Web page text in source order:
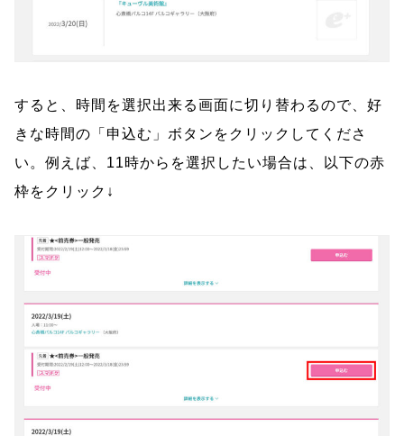
すると、時間を選択出来る画面に切り替わるので、好
きな時間の「申込む」ボタンをクリックしてくださ
い。例えば、11時からを選択したい場合は、以下の赤
枠をクリック↓